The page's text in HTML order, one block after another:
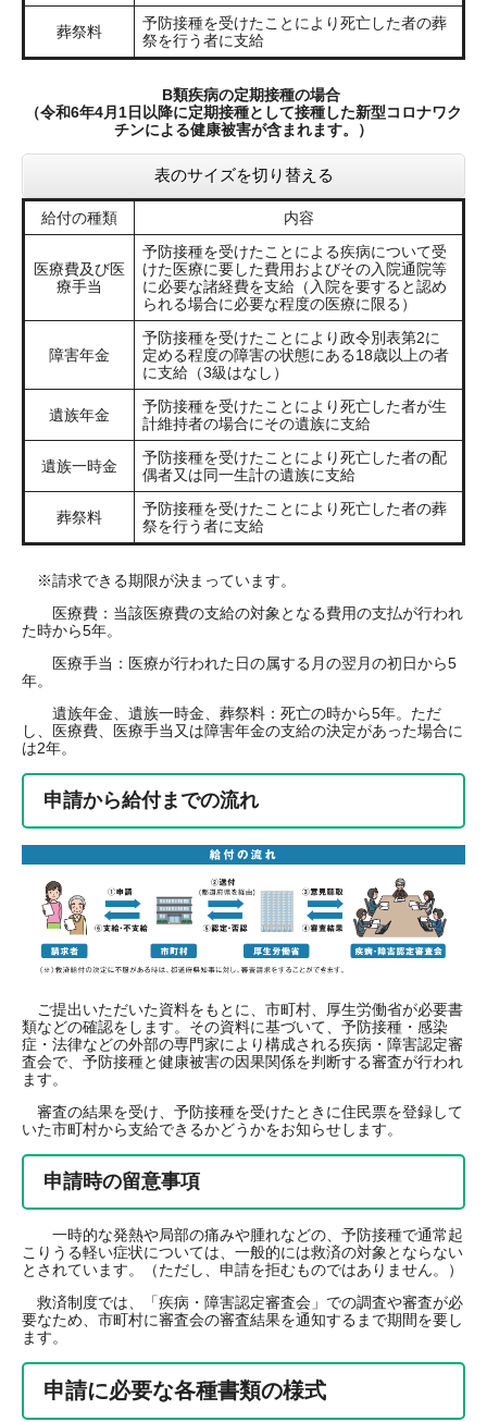
葬祭料
予防接種を受けたことにより死亡した者の葬
祭を行う者に支給
B類疾病の定期接種の場合
（令和6年4月1日以降に定期接種として接種した新型コロナワク
チンによる健康被害が含まれます。）
表のサイズを切り替える
給付の種類 内容
医療費及び医
療手当
予防接種を受けたことによる疾病について受
けた医療に要した費用およびその入院通院等
に必要な諸経費を支給（入院を要すると認め
られる場合に必要な程度の医療に限る）
障害年金
予防接種を受けたことにより政令別表第2に
定める程度の障害の状態にある18歳以上の者
に支給（3級はなし）
遺族年金
予防接種を受けたことにより死亡した者が生
計維持者の場合にその遺族に支給
遺族一時金
予防接種を受けたことにより死亡した者の配
偶者又は同一生計の遺族に支給
葬祭料
予防接種を受けたことにより死亡した者の葬
祭を行う者に支給
※請求できる期限が決まっています。
医療費：当該医療費の支給の対象となる費用の支払が行われ
た時から5年。
医療手当：医療が行われた日の属する月の翌月の初日から5
年。
遺族年金、遺族一時金、葬祭料：死亡の時から5年。ただ
し、医療費、医療手当又は障害年金の支給の決定があった場合に
は2年。
申請から給付までの流れ
ご提出いただいた資料をもとに、市町村、厚生労働省が必要書
類などの確認をします。その資料に基づいて、予防接種・感染
症・法律などの外部の専門家により構成される疾病・障害認定審
査会で、予防接種と健康被害の因果関係を判断する審査が行われ
ます。
審査の結果を受け、予防接種を受けたときに住民票を登録して
いた市町村から支給できるかどうかをお知らせします。
申請時の留意事項
一時的な発熱や局部の痛みや腫れなどの、予防接種で通常起
こりうる軽い症状については、一般的には救済の対象とならない
とされています。（ただし、申請を拒むものではありません。）
救済制度では、「疾病・障害認定審査会」での調査や審査が必
要なため、市町村に審査会の審査結果を通知するまで期間を要し
ます。
申請に必要な各種書類の様式